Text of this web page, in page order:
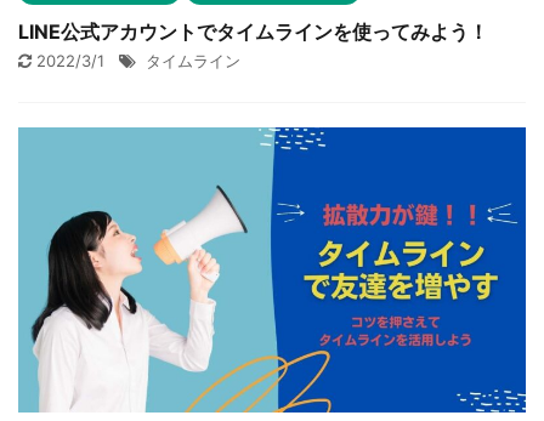
LINE公式アカウントでタイムラインを使ってみよう！
2022/3/1 タイムライン